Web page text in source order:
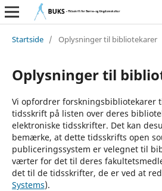
Startside / Oplysninger til bibliotekarer
Oplysninger til
Vi opfordrer forskningsbibliotekarer
tidsskrift på listen over deres
elektroniske tidsskrifter. Det kan
bemærke, at dette tidsskrifts open
publiceringssystem er velegnet til
værter for det til deres
det til de tidsskrifter, de er ved at
Systems).